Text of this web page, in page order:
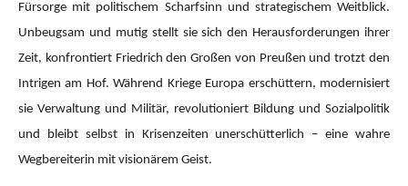
Fürsorge mit politischem Scharfsinn und strategischem Weitblick.
Unbeugsam und mutig stellt sie sich den Herausforderungen ihrer
Zeit, konfrontiert Friedrich den Großen von Preußen und trotzt den
Intrigen am Hof. Während Kriege Europa erschüttern, modernisiert
sie Verwaltung und Militär, revolutioniert Bildung und Sozialpolitik
und bleibt selbst in Krisenzeiten unerschütterlich – eine wahre
Wegbereiterin mit visionärem Geist.